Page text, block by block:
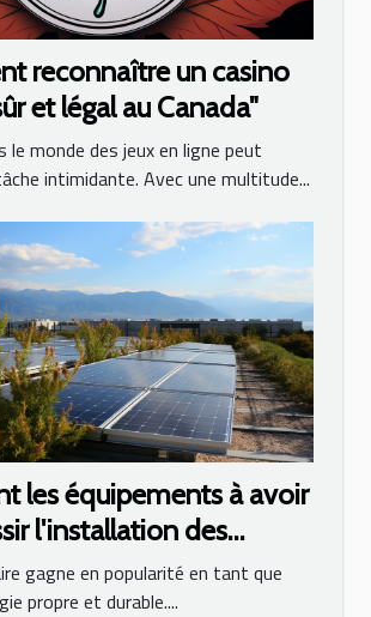
reconnaître un casino
et légal au Canada"
le monde des jeux en ligne peut
intimidante. Avec une multitude...
les équipements à avoir
l'installation des
photovoltaïques ?
gagne en popularité en tant que
propre et durable....